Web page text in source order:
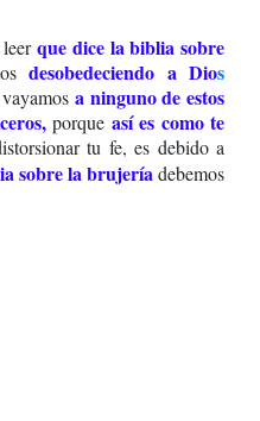
leerque dice la biblia sobre
desobedeciendo a Dios
a ninguno de estos
porque así es como te
tu fe, es debido a
sobre la brujeríadebemos